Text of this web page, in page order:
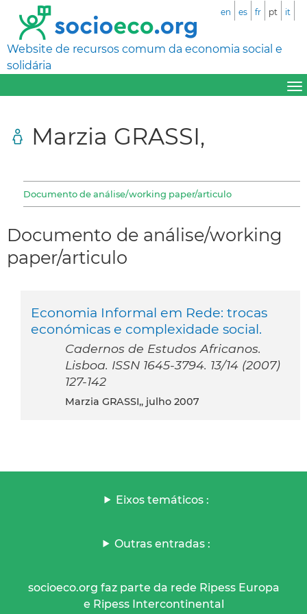
Website de recursos comum da economia social e
solidária
en es fr pt it
Marzia GRASSI,
Documento de análise/working paper/articulo
Documento de análise/working
paper/articulo
Economia Informal em Rede: trocas
económicas e complexidade social.
Cadernos de Estudos Africanos.
Lisboa. ISSN 1645-3794. 13/14 (2007)
127-142
Marzia GRASSI,, julho 2007
Eixos temáticos :
Outras entradas :
socioeco.org faz parte da rede Ripess Europa
e Ripess Intercontinental